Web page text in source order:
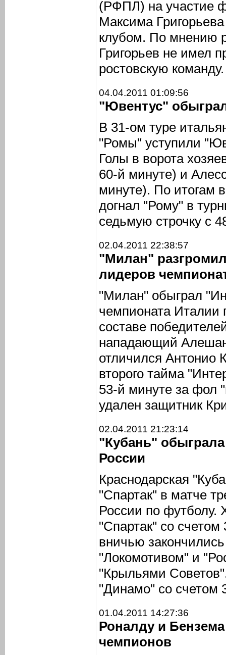
(РФПЛ) на участие
Максима
клубом. По мнению
Григорьев не имел
ростовскую команду.
04.04.2011 01:09:56
"Ювентус"
В 31-ом туре
"Ромы" уступили
Голы в ворота
60-й минуте) и
минуте). По итогам
догнал "Рому" в
седьмую строчку с
02.04.2011 22:38:57
"Милан"
лидеров
"Милан" обыграл
чемпионата Италии
составе
нападающий
отличился Антонио
второго тайма
53-й минуте за фол
удален защитник
02.04.2011 21:23:14
"Кубань"
России
Краснодарская
"Спартак" в матче
России по футболу.
"Спартак" со счетом
вничью
"Локомотивом" и
"Крыльями
"Динамо" со счетом
01.04.2011 14:27:36
Роналду и
чемпионов